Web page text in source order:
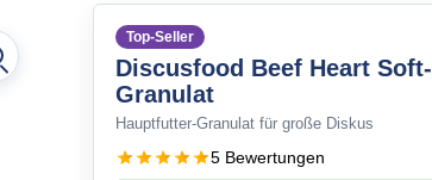
Top-Seller
Discusfood Beef Heart Soft-
Granulat
Hauptfutter-Granulat für große Diskus
5 Bewertungen